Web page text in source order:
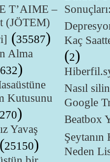
T’AIME –
(JÖTEM)
(35587)
Alma
)
Kutusunu
)
Yavaş
(25150)
Kaç
(2)
Nasıl
Google
Beatbox
Şeytanın
Neden